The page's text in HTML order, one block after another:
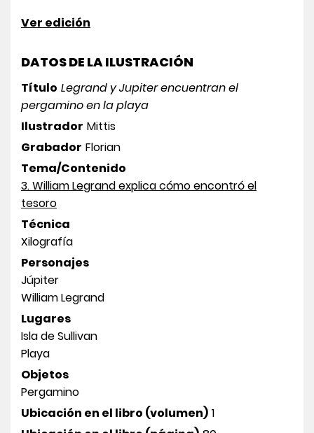
Ver edición
DATOS DE LA ILUSTRACIÓN
Título Legrand y Jupiter encuentran el
pergamino en la playa
Ilustrador Mittis
Grabador Florian
Tema/Contenido
3. William Legrand explica cómo encontró el
tesoro
Técnica
Xilografía
Personajes
Júpiter
William Legrand
Lugares
Isla de Sullivan
Playa
Objetos
Pergamino
Ubicación en el libro (volumen) 1